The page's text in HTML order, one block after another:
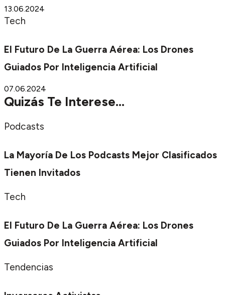
13.06.2024
Tech
El Futuro De La Guerra Aérea: Los Drones
Guiados Por Inteligencia Artificial
07.06.2024
Quizás Te Interese...
Podcasts
La Mayoría De Los Podcasts Mejor Clasificados
Tienen Invitados
Tech
El Futuro De La Guerra Aérea: Los Drones
Guiados Por Inteligencia Artificial
Tendencias